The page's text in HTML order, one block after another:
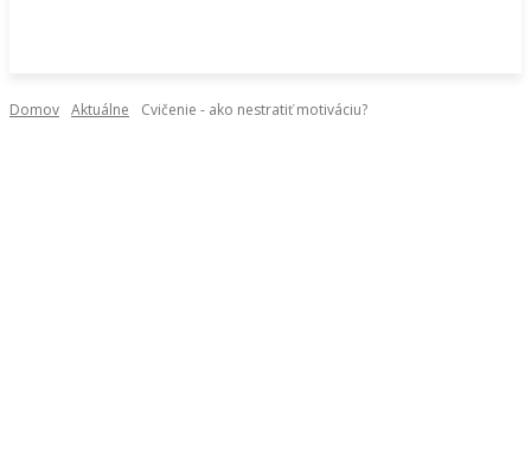
Domov Aktuálne Cvičenie - ako nestratiť motiváciu?